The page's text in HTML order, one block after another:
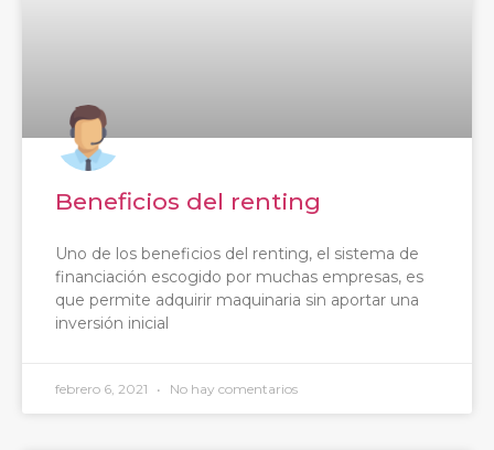
Beneficios del renting
Uno de los beneficios del renting, el sistema de
financiación escogido por muchas empresas, es
que permite adquirir maquinaria sin aportar una
inversión inicial
febrero 6, 2021 No hay comentarios